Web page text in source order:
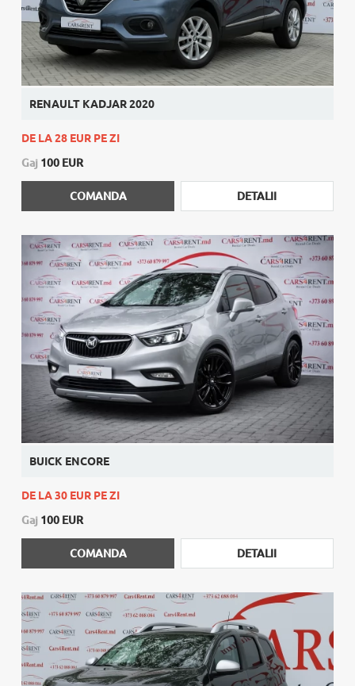
RENAULT KADJAR 2020
DE LA 28 EUR PE ZI
Gaj 100 EUR
COMANDA DETALII
BUICK ENCORE
DE LA 30 EUR PE ZI
Gaj 100 EUR
COMANDA DETALII